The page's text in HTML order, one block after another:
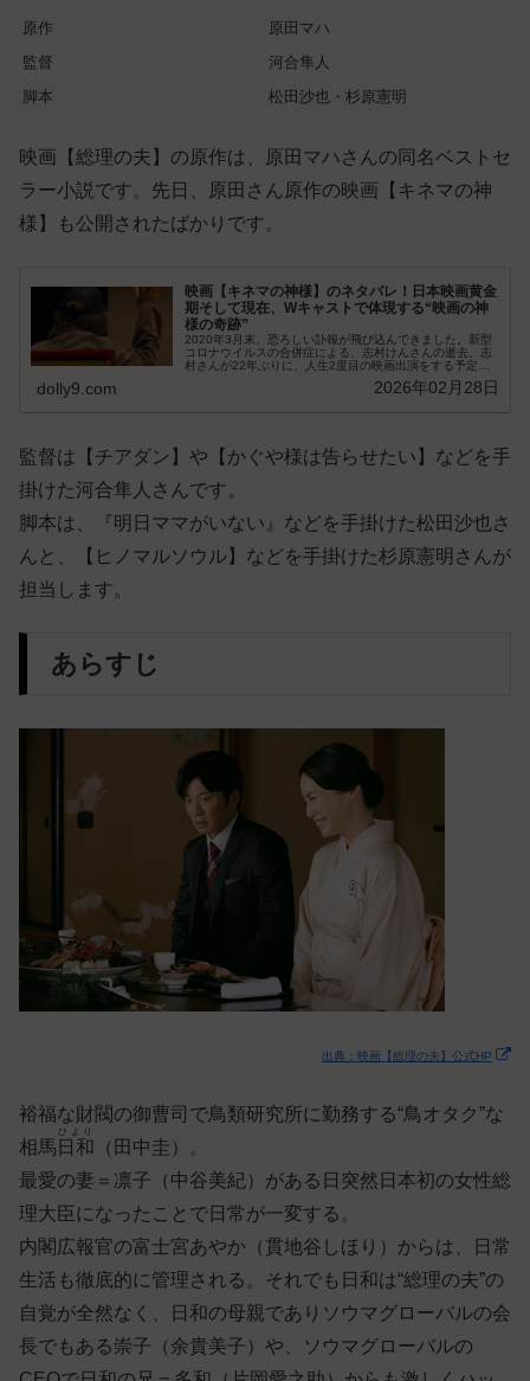
原作
原田マハ
監督
河合隼人
脚本
松田沙也・杉原憲明
映画【総理の夫】の原作は、原田マハさんの同名ベストセ
ラー小説です。先日、原田さん原作の映画【キネマの神
様】も公開されたばかりです。
映画【キネマの神様】のネタバレ！日本映画黄金
期そして現在、Wキャストで体現する“映画の神
様の奇跡”
2020年3月末、恐ろしい訃報が飛び込んできました。新型
コロナウイルスの合併症による、志村けんさんの逝去。志
村さんが22年ぶりに、人生2度目の映画出演をする予定だ
dolly9.com 2026年02月28日
監督は【チアダン】や【かぐや様は告らせたい】などを手
掛けた河合隼人さんです。
脚本は、『明日ママがいない』などを手掛けた松田沙也さ
んと、【ヒノマルソウル】などを手掛けた杉原憲明さんが
担当します。
あらすじ
出典：映画【総理の夫】公式HP
裕福な財閥の御曹司で鳥類研究所に勤務する“鳥オタク”な
相馬 日和
ひより
（田中圭）。
最愛の妻＝凛子（中谷美紀）がある日突然日本初の女性総
理大臣になったことで日常が一変する。
内閣広報官の富士宮あやか（貫地谷しほり）からは、日常
生活も徹底的に管理される。それでも日和は“総理の夫”の
自覚が全然なく、日和の母親でありソウマグローバルの会
長でもある崇子（余貴美子）や、ソウマグローバルの